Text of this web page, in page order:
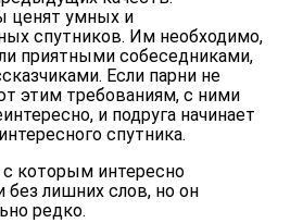
ценят умных и
спутников. Им необходимо,
приятными собеседниками,
Если парни не
этим требованиям, с ними
и подруга начинает
спутника.
которым интересно
без лишних слов, но он
редко.